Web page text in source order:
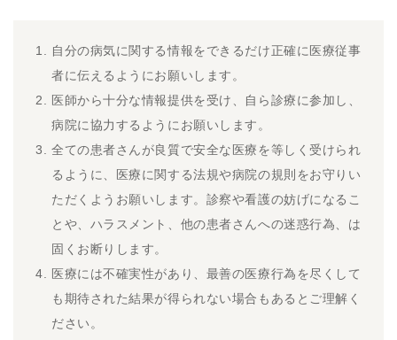
自分の病気に関する情報をできるだけ正確に医療従事
者に伝えるようにお願いします。
医師から十分な情報提供を受け、自ら診療に参加し、
病院に協力するようにお願いします。
全ての患者さんが良質で安全な医療を等しく受けられ
るように、医療に関する法規や病院の規則をお守りい
ただくようお願いします。診察や看護の妨げになるこ
とや、ハラスメント、他の患者さんへの迷惑行為、は
固くお断りします。
医療には不確実性があり、最善の医療行為を尽くして
も期待された結果が得られない場合もあるとご理解く
ださい。